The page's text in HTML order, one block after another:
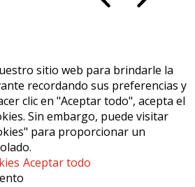
sitio web para brindarle la
recordando sus preferencias y
clic en "Aceptar todo", acepta el
Sin embargo, puede visitar
para proporcionar un
Aceptar todo